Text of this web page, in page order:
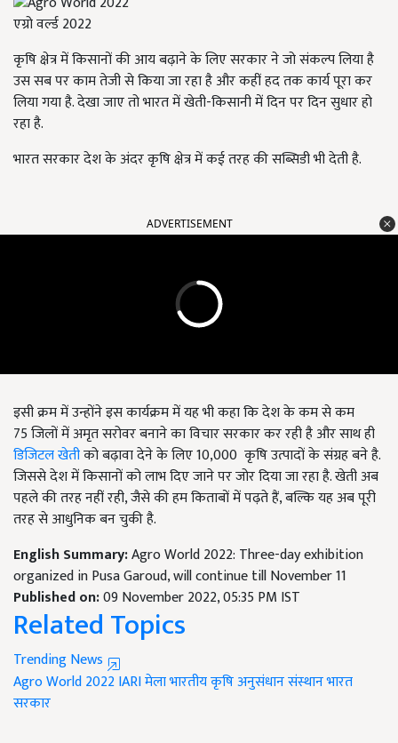
एग्रो वर्ल्ड 2022
कृषि क्षेत्र में किसानों की आय बढ़ाने के लिए सरकार ने जो संकल्प लिया है
उस सब पर काम तेजी से किया जा रहा है और कहीं हद तक कार्य पूरा कर
लिया गया है. देखा जाए तो भारत में खेती-किसानी में दिन पर दिन सुधार हो
रहा है.
भारत सरकार देश के अंदर कृषि क्षेत्र में कई तरह की सब्सिडी भी देती है.
ADVERTISEMENT
इसी क्रम में उन्होंने इस कार्यक्रम में यह भी कहा कि देश के कम से कम
75 जिलों में अमृत सरोवर बनाने का विचार सरकार कर रही है और साथ ही
डिजिटल खेतीको बढ़ावा देने के लिए 10,000 कृषि उत्पादों के संग्रह बने है.
जिससे देश में किसानों को लाभ दिए जाने पर जोर दिया जा रहा है. खेती अब
पहले की तरह नहीं रही, जैसे की हम किताबों में पढ़ते हैं, बल्कि यह अब पूरी
तरह से आधुनिक बन चुकी है.
English Summary:Agro World 2022: Three-day exhibition
organized in Pusa Garoud, will continue till November 11
Published on:09 November 2022, 05:35 PM IST
Related Topics
Trending News
Agro World 2022IARI मेलाभारतीय कृषि अनुसंधान संस्थानभारत
सरकार